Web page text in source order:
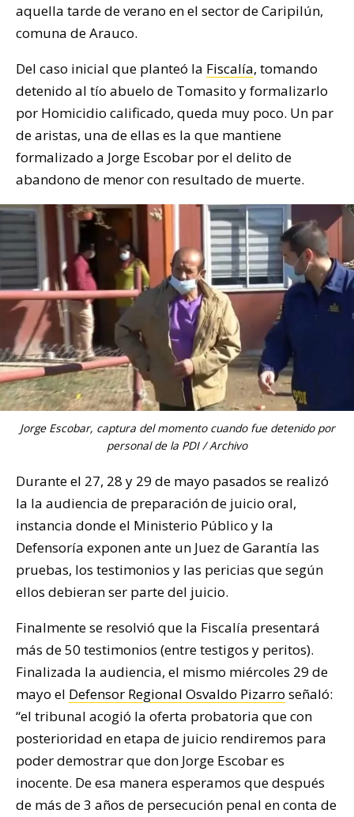
aquella tarde de verano en el sector de Caripilún,
comuna de Arauco.
Del caso inicial que planteó la Fiscalía, tomando
detenido al tío abuelo de Tomasito y formalizarlo
por Homicidio calificado, queda muy poco. Un par
de aristas, una de ellas es la que mantiene
formalizado a Jorge Escobar por el delito de
abandono de menor con resultado de muerte.
Jorge Escobar, captura del momento cuando fue detenido por
personal de la PDI / Archivo
Durante el 27, 28 y 29 de mayo pasados se realizó
la la audiencia de preparación de juicio oral,
instancia donde el Ministerio Público y la
Defensoría exponen ante un Juez de Garantía las
pruebas, los testimonios y las pericias que según
ellos debieran ser parte del juicio.
Finalmente se resolvió que la Fiscalía presentará
más de 50 testimonios (entre testigos y peritos).
Finalizada la audiencia, el mismo miércoles 29 de
mayo el Defensor Regional Osvaldo Pizarro señaló:
“el tribunal acogió la oferta probatoria que con
posterioridad en etapa de juicio rendiremos para
poder demostrar que don Jorge Escobar es
inocente. De esa manera esperamos que después
de más de 3 años de persecución penal en conta de